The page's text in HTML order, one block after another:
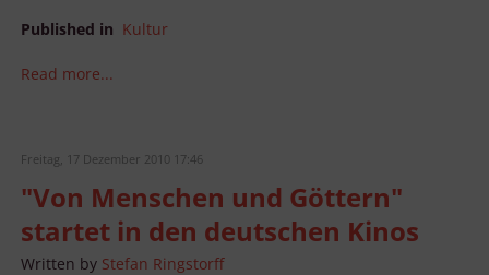
Published in Kultur
Read more...
Freitag, 17 Dezember 2010 17:46
"Von Menschen und Göttern"
startet in den deutschen Kinos
Written by Stefan Ringstorff